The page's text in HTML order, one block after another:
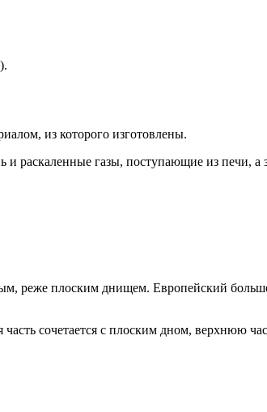
из которого изготовлены.
раскаленные газы, поступающие из печи, а
реже плоским днищем. Европейский
сочетается с плоским дном, верхнюю